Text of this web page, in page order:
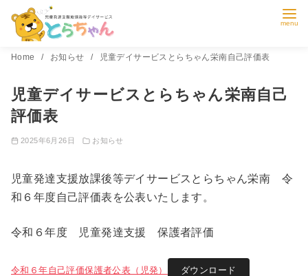
Home お知らせ 児童デイサービスとらちゃん栄南自己評価表
児童デイサービスとらちゃん栄南自己
評価表
2025年6月26日 お知らせ
児童発達支援放課後等デイサービスとらちゃん栄南 令
和６年度自己評価表を公表いたします。
令和６年度 児童発達支援 保護者評価
令和６年自己評価保護者公表（児発） ダウンロード